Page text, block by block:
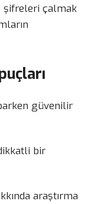
şifreleri çalmak
güvenilir
bir
araştırma